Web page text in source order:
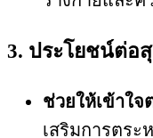
3. ประโยชน์ต่
ช่วยให้เข้าใจ
เสริมการตระ